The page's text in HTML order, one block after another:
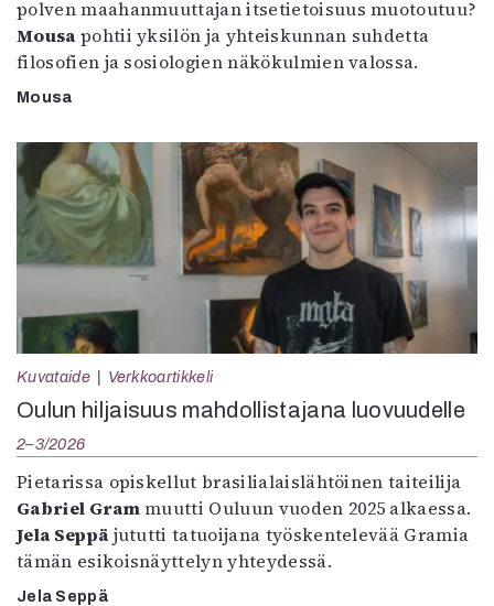
polven maahanmuuttajan itsetietoisuus muotoutuu?
Mousa pohtii yksilön ja yhteiskunnan suhdetta
filosofien ja sosiologien näkökulmien valossa.
Mousa
Kuvataide Verkkoartikkeli
Oulun hiljaisuus mahdollistajana luovuudelle
2–3/2026
Pietarissa opiskellut brasilialaislähtöinen taiteilija
Gabriel Grammuutti Ouluun vuoden 2025 alkaessa.
Jela Seppä jututti tatuoijana työskentelevää Gramia
tämän esikoisnäyttelyn yhteydessä.
Jela Seppä